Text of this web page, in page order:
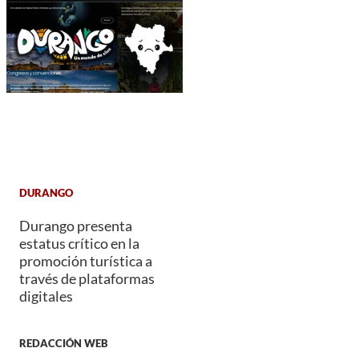
DURANGO
Durango presenta
estatus crítico en la
promoción turística a
través de plataformas
digitales
REDACCIÓN WEB